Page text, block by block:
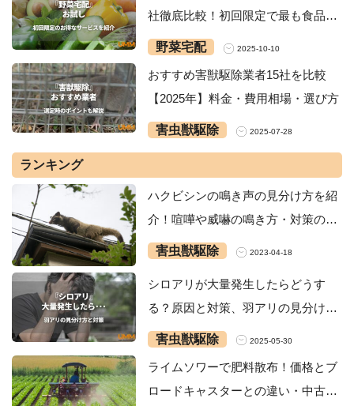
社徹底比較！初回限定で最も食品が
お得なサービスは？
野菜宅配 2025-10-10
おすすめ害獣駆除業者15社を比較
【2025年】料金・費用相場・選び方
害虫獣駆除 2025-07-28
ランキング
ハクビシンの鳴き声の見分け方を紹
介！喧嘩や威嚇の鳴き方・対策の方
法
害虫獣駆除 2023-04-18
シロアリが大量発生したらどうす
る？原因と対策、羽アリの見分け方
を解説
害虫獣駆除 2025-05-30
ライムソワーで肥料散布！価格とブ
ロードキャスターとの違い・中古購